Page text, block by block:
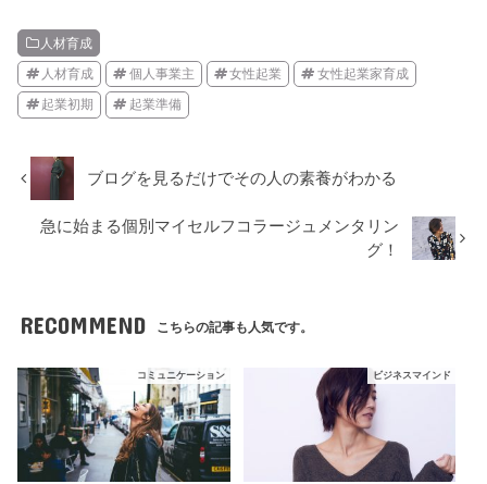
人材育成
人材育成 個人事業主 女性起業 女性起業家育成
起業初期 起業準備
ブログを見るだけでその人の素養がわかる
急に始まる個別マイセルフコラージュメンタリン
グ！
RECOMMEND こちらの記事も人気です。
コミュニケーション ビジネスマインド